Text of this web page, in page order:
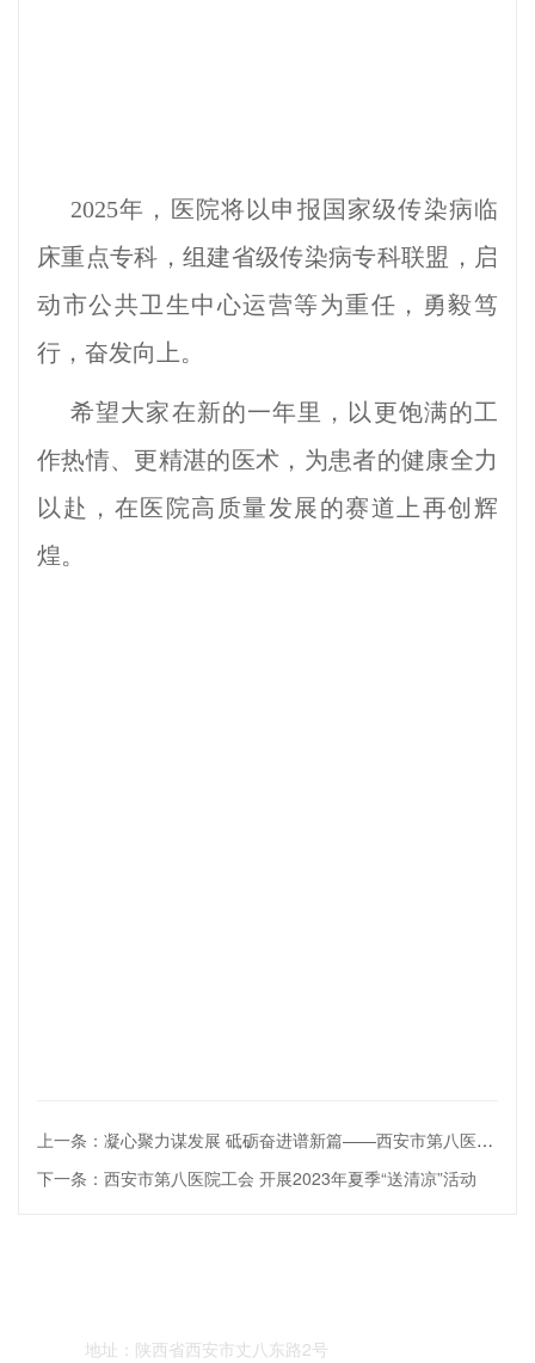
2025年，医院将以申报国家级传染病临
床重点专科，组建省级传染病专科联盟，启
动市公共卫生中心运营等为重任，勇毅笃
行，奋发向上。
希望大家在新的一年里，以更饱满的工
作热情、更精湛的医术，为患者的健康全力
以赴， 在医院高质量发展的赛道上再创辉
煌。
上一条：凝心聚力谋发展 砥砺奋进谱新篇——西安市第八医院召开第六届二十一次...
下一条：西安市第八医院工会 开展2023年夏季“送清凉”活动
地址： 陕西省西安市丈八东路2号